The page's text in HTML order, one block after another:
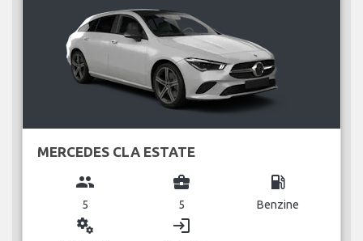
MERCEDES CLA ESTATE
group
5
business_center
5
local_gas_station
Benzine
miscellaneous_services login